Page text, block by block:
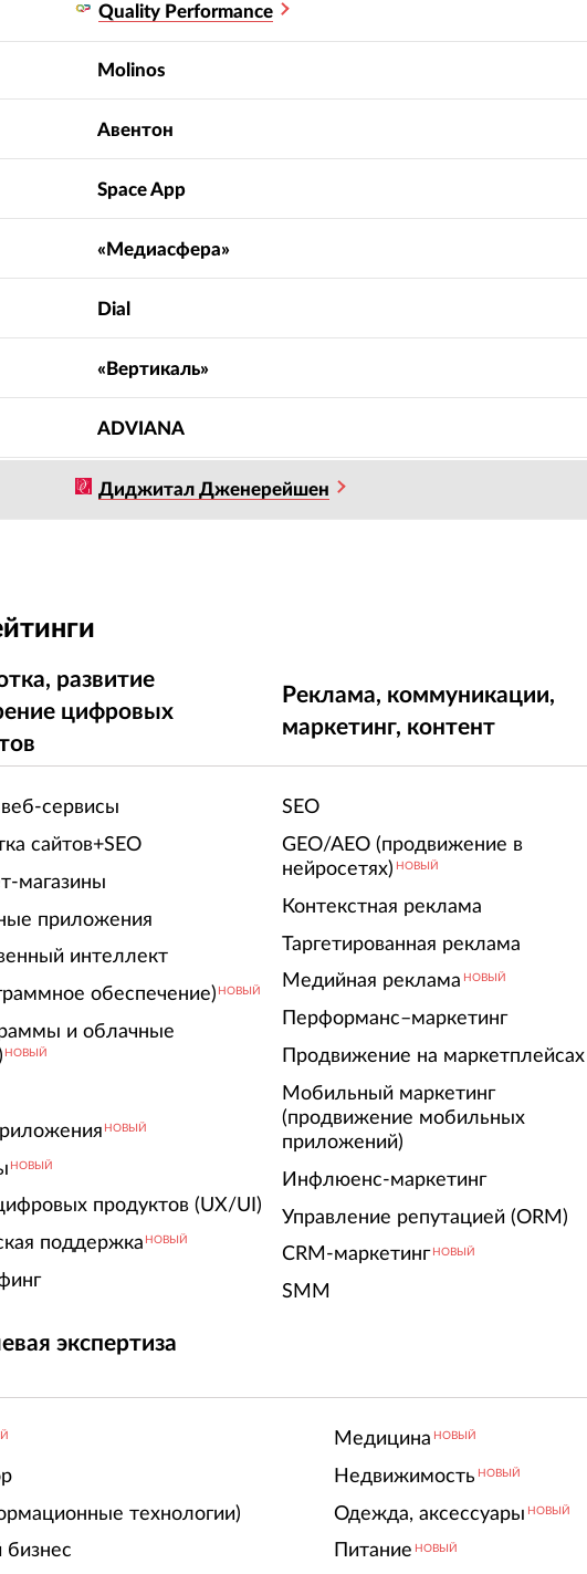
Quality Performance
Molinos
Авентон
Space App
«Медиасфера»
Dial
«Вертикаль»
ADVIANA
Диджитал Дженерейшен
развитие
цифровых
сервисы
сайтов+SEO
магазины
приложения
интеллект
обеспечение) НОВЫЙ
и облачные
НОВЫЙ
НОВЫЙ
НОВЫЙ
продуктов (UX/UI)
поддержка НОВЫЙ
Реклама, коммуникации,
маркетинг, контент
SEO
GEO/AEO (продвижение в
нейросетях) НОВЫЙ
Контекстная реклама
Таргетированная реклама
Медийная реклама НОВЫЙ
Перформанс–маркетинг
Продвижение на маркетплейсах
Мобильный маркетинг
(продвижение мобильных
приложений)
Инфлюенс-маркетинг
Управление репутацией (ORM)
CRM-маркетинг НОВЫЙ
SMM
экспертиза
технологии)
бизнес
Медицина НОВЫЙ
Недвижимость НОВЫЙ
Одежда, аксессуары НОВЫЙ
Питание НОВЫЙ